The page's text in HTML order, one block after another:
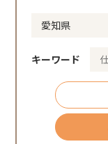
キーワード